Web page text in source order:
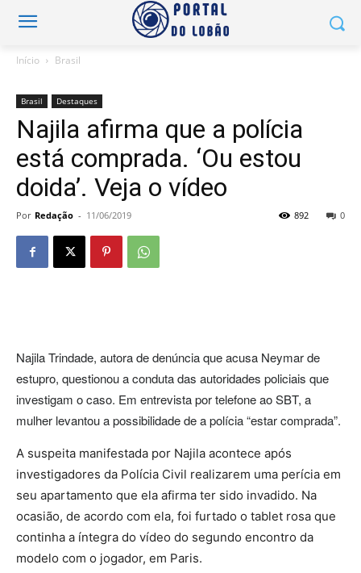
Início Brasil
Brasil Destaques
Najila afirma que a polícia
está comprada. ‘Ou estou
doida’. Veja o vídeo
Por Redação - 11/06/2019 0
892
Najila Trindade, autora de denúncia que acusa Neymar de
estupro, questionou a conduta das autoridades policiais que
investigam o caso. Em entrevista por telefone ao SBT, a
mulher levantou a possibilidade de a polícia “estar comprada”.
A suspeita manifestada por Najila acontece após
investigadores da Polícia Civil realizarem uma perícia em
seu apartamento que ela afirma ter sido invadido. Na
ocasião, de acordo com ela, foi furtado o tablet rosa que
continha a íntegra do vídeo do segundo encontro da
modelo com o jogador, em Paris.